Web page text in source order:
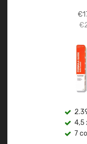
€
€
4,5
7